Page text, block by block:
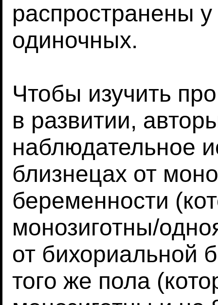
распространены
одиночных.
Чтобы изучить
в развитии,
наблюдательное
близнецах от
беременности
монозиготны/
от бихориальной
того же пола